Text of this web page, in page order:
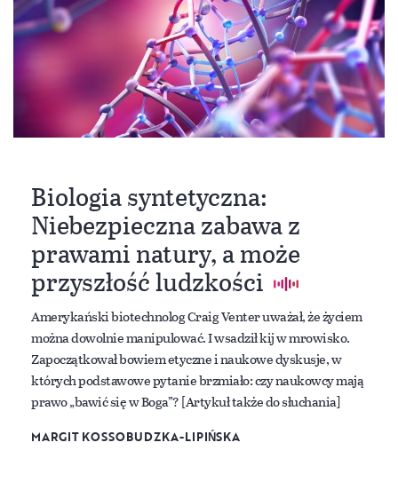
Biologia syntetyczna:
Niebezpieczna zabawa z
prawami natury, a może
przyszłość ludzkości
Amerykański biotechnolog Craig Venter uważał, że życiem
można dowolnie manipulować. I wsadził kij w mrowisko.
Zapoczątkował bowiem etyczne i naukowe dyskusje, w
których podstawowe pytanie brzmiało: czy naukowcy mają
prawo „bawić się w Boga”? [Artykuł także do słuchania]
MARGIT KOSSOBUDZKA-LIPIŃSKA